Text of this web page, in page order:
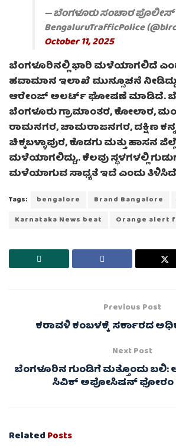
— ಬೆಂಗಳೂರು ಸಂಚಾರ ಪೊಲೀಸ್
BengaluruTrafficPolice
October 11, 2025
ಬೆಂಗಳೂರಿನಲ್ಲಿ ಭಾರಿ ಮಳೆಯಾಗಲಿದೆ
ಹವಾಮಾನ ಇಲಾಖೆ ಮುನ್ಸೂಚನೆ
ಆರೇಂಜ್ ಅಲರ್ಟ್ ಘೋಷಣೆ ಮಾಡಿದೆ.
ಬೆಂಗಳೂರು ಗ್ರಾಮಾಂತರ, ಕೋಲಾರ,
ರಾಮನಗರ, ಚಾಮರಾಜನಗರ, ದಕ್ಷಿಣ
ಚಿಕ್ಕಬಳ್ಳಾಪುರ, ಕೊಡಗು ಮತ್ತು ಹಾಸನ
ಮಳೆಯಾಗಲಿದ್ದು,. ಕೆಲವು ಸ್ಥಳಗಳಲ್ಲಿ
ಮಳೆಯಾಗುವ ಸಾಧ್ಯತೆ ಇದೆ ಎಂದು
Tags: bengalore Brand Bangalore
Karnataka News beat
Orange alert
Previous Post
ಕರಾವಳಿ ಕಂಬಳಕ್ಕೆ ಸರ್ಕಾರದ
Next Post
ಬೆಂಗಳೂರಿನ ಗುಂಡಿಗೆ ಮತ್ತೊಂದು ಬಲಿ:
ಸಿವಿಕ್ ಅಪೋಸಿಷನ್ ಫೋರಂ
RelatedPosts